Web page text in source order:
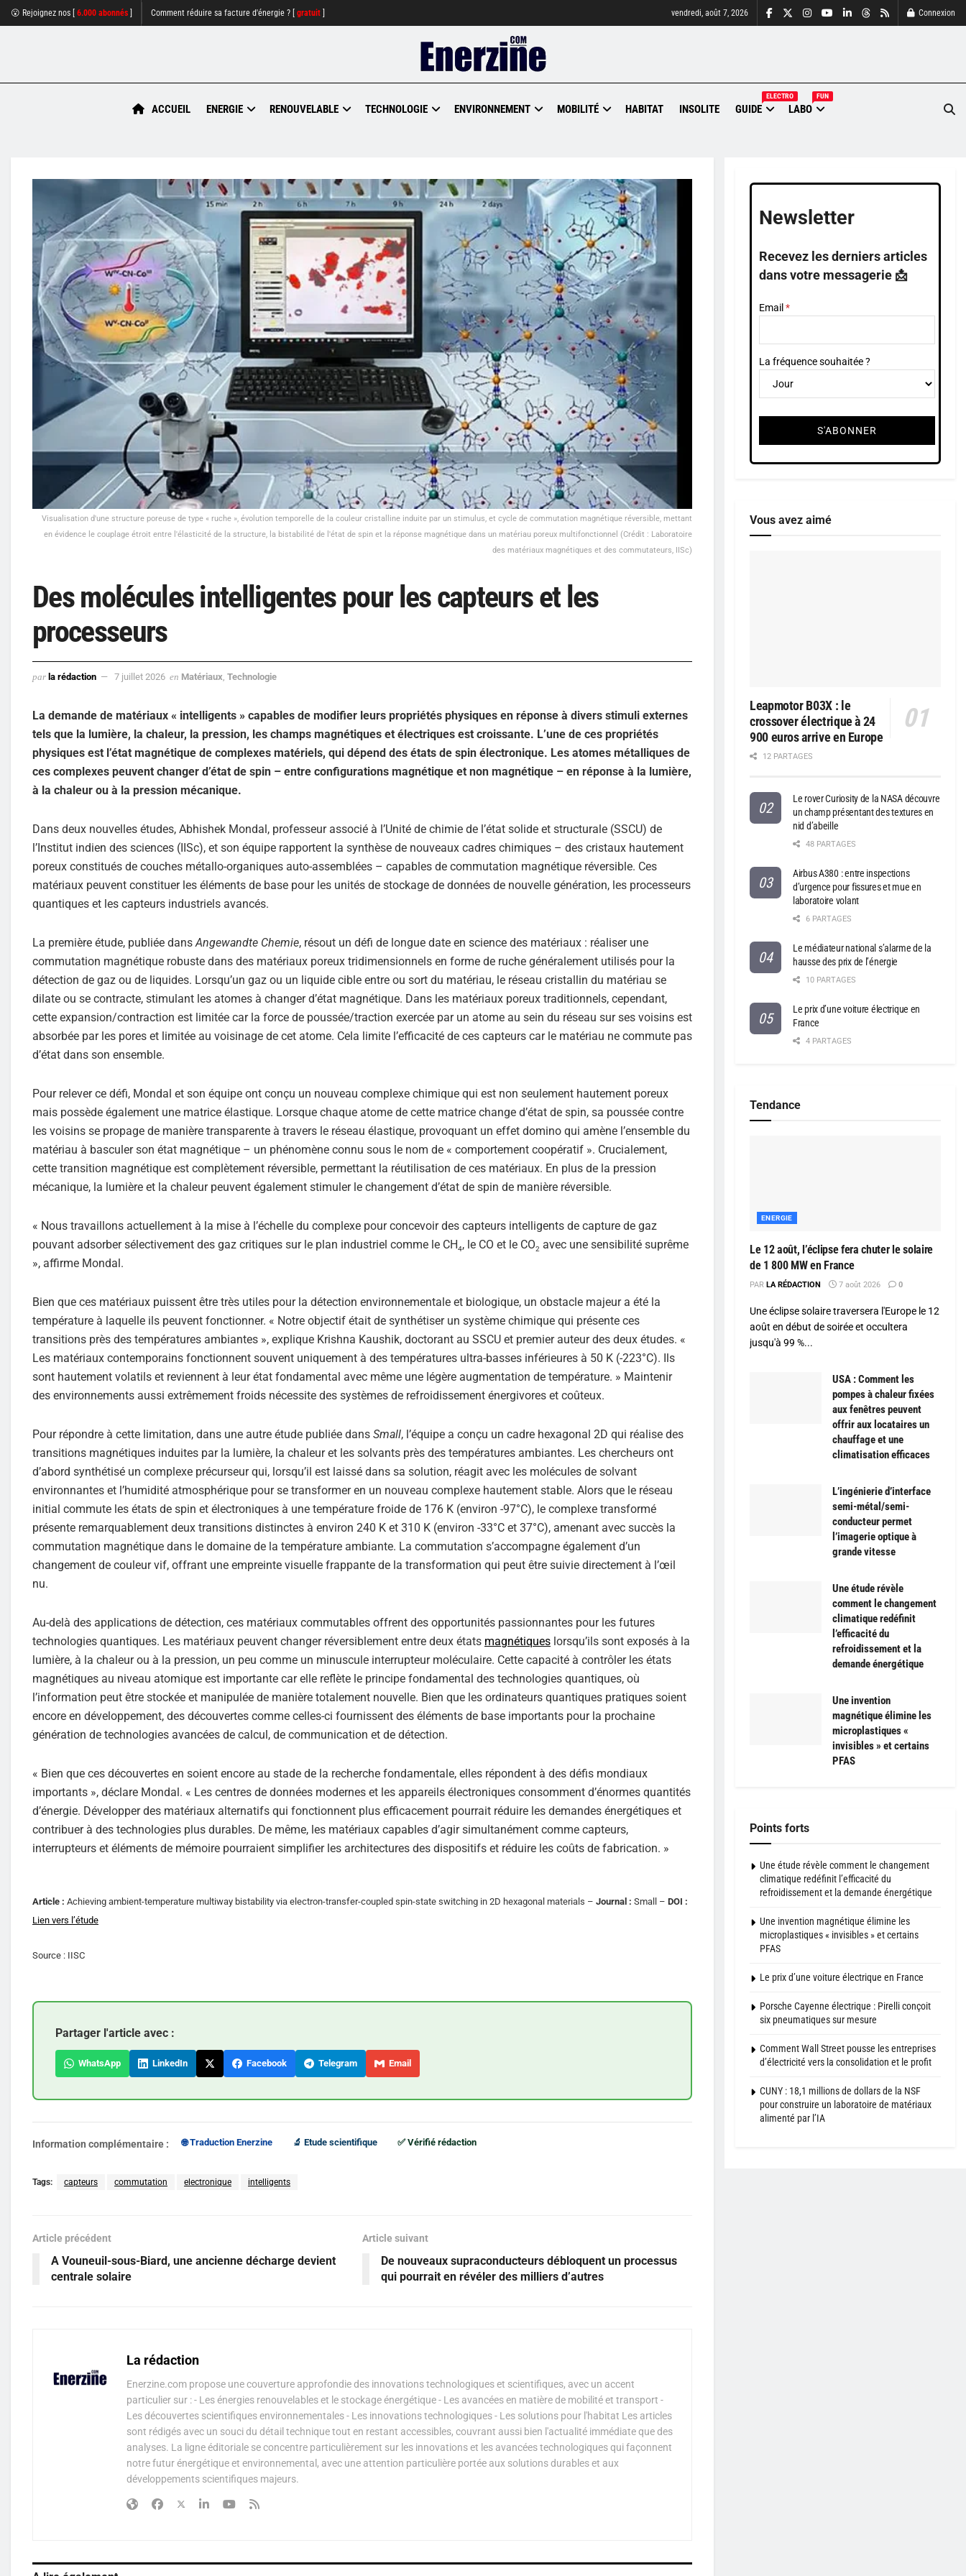
😮 Rejoignez nos [ 6.000 abonnés Comment réduire sa facture d'énergie ? [ gratuit vendredi, août 7, 2026 Connexion
ACCUEIL ENERGIE RENOUVELABLE TECHNOLOGIE ENVIRONNEMENT MOBILITÉ HABITAT INSOLITE GUIDE
ELECTRO
LABO
FUN
Visualisation d'une structure poreuse de type « ruche », évolution temporelle de la couleur cristalline induite par un stimulus, et cycle de commutation magnétique réversible, mettant
en évidence le couplage étroit entre l'élasticité de la structure, la bistabilité de l'état de spin et la réponse magnétique dans un matériau poreux multifonctionnel (Crédit : Laboratoire
des matériaux magnétiques et des commutateurs, IISc)
Des molécules intelligentes pour les capteurs et les
processeurs
par la rédaction 7 juillet 2026 en Matériaux Technologie
La demande de matériaux « intelligents » capables de modifier leurs propriétés physiques en réponse à divers stimuli externes
tels que la lumière, la chaleur, la pression, les champs magnétiques et électriques est croissante. L’une de ces propriétés
physiques est l’état magnétique de complexes matériels, qui dépend des états de spin électronique. Les atomes métalliques de
ces complexes peuvent changer d’état de spin – entre configurations magnétique et non magnétique – en réponse à la lumière,
à la chaleur ou à la pression mécanique.
Dans deux nouvelles études, Abhishek Mondal, professeur associé à l’Unité de chimie de l’état solide et structurale (SSCU) de
l’Institut indien des sciences (IISc), et son équipe rapportent la synthèse de nouveaux cadres chimiques – des cristaux hautement
poreux constitués de couches métallo-organiques auto-assemblées – capables de commutation magnétique réversible. Ces
matériaux peuvent constituer les éléments de base pour les unités de stockage de données de nouvelle génération, les processeurs
quantiques et les capteurs industriels avancés.
La première étude, publiée dans Angewandte Chemie, résout un défi de longue date en science des matériaux : réaliser une
commutation magnétique robuste dans des matériaux poreux tridimensionnels en forme de ruche généralement utilisés pour la
détection de gaz ou de liquides. Lorsqu’un gaz ou un liquide cible entre ou sort du matériau, le réseau cristallin du matériau se
dilate ou se contracte, stimulant les atomes à changer d’état magnétique. Dans les matériaux poreux traditionnels, cependant,
cette expansion/contraction est limitée car la force de poussée/traction exercée par un atome au sein du réseau sur ses voisins est
absorbée par les pores et limitée au voisinage de cet atome. Cela limite l’efficacité de ces capteurs car le matériau ne commute pas
d’état dans son ensemble.
Pour relever ce défi, Mondal et son équipe ont conçu un nouveau complexe chimique qui est non seulement hautement poreux
mais possède également une matrice élastique. Lorsque chaque atome de cette matrice change d’état de spin, sa poussée contre
les voisins se propage de manière transparente à travers le réseau élastique, provoquant un effet domino qui amène l’ensemble du
matériau à basculer son état magnétique – un phénomène connu sous le nom de « comportement coopératif ». Crucialement,
cette transition magnétique est complètement réversible, permettant la réutilisation de ces matériaux. En plus de la pression
mécanique, la lumière et la chaleur peuvent également stimuler le changement d’état de spin de manière réversible.
« Nous travaillons actuellement à la mise à l’échelle du complexe pour concevoir des capteurs intelligents de capture de gaz
pouvant adsorber sélectivement des gaz critiques sur le plan industriel comme le CH4, le CO et le CO2 avec une sensibilité suprême
», affirme Mondal.
Bien que ces matériaux puissent être très utiles pour la détection environnementale et biologique, un obstacle majeur a été la
température à laquelle ils peuvent fonctionner. « Notre objectif était de synthétiser un système chimique qui présente ces
transitions près des températures ambiantes », explique Krishna Kaushik, doctorant au SSCU et premier auteur des deux études. «
Les matériaux contemporains fonctionnent souvent uniquement à des températures ultra-basses inférieures à 50 K (-223°C). Ils
sont hautement volatils et reviennent à leur état fondamental avec même une légère augmentation de température. » Maintenir
des environnements aussi extrêmement froids nécessite des systèmes de refroidissement énergivores et coûteux.
Pour répondre à cette limitation, dans une autre étude publiée dans Small, l’équipe a conçu un cadre hexagonal 2D qui réalise des
transitions magnétiques induites par la lumière, la chaleur et les solvants près des températures ambiantes. Les chercheurs ont
d’abord synthétisé un complexe précurseur qui, lorsqu’il est laissé dans sa solution, réagit avec les molécules de solvant
environnantes et l’humidité atmosphérique pour se transformer en un nouveau complexe hautement stable. Alors que le réseau
initial commute les états de spin et électroniques à une température froide de 176 K (environ -97°C), le complexe transformé
présente remarquablement deux transitions distinctes à environ 240 K et 310 K (environ -33°C et 37°C), amenant avec succès la
commutation magnétique dans le domaine de la température ambiante. La commutation s’accompagne également d’un
changement de couleur vif, offrant une empreinte visuelle frappante de la transformation qui peut être suivie directement à l’œil
nu.
Au-delà des applications de détection, ces matériaux commutables offrent des opportunités passionnantes pour les futures
technologies quantiques. Les matériaux peuvent changer réversiblement entre deux états magnétiques lorsqu’ils sont exposés à la
lumière, à la chaleur ou à la pression, un peu comme un minuscule interrupteur moléculaire. Cette capacité à contrôler les états
magnétiques au niveau atomique est importante car elle reflète le principe fondamental des technologies quantiques, où
l’information peut être stockée et manipulée de manière totalement nouvelle. Bien que les ordinateurs quantiques pratiques soient
encore en développement, des découvertes comme celles-ci fournissent des éléments de base importants pour la prochaine
génération de technologies avancées de calcul, de communication et de détection.
« Bien que ces découvertes en soient encore au stade de la recherche fondamentale, elles répondent à des défis mondiaux
importants », déclare Mondal. « Les centres de données modernes et les appareils électroniques consomment d’énormes quantités
d’énergie. Développer des matériaux alternatifs qui fonctionnent plus efficacement pourrait réduire les demandes énergétiques et
contribuer à des technologies plus durables. De même, les matériaux capables d’agir simultanément comme capteurs,
interrupteurs et éléments de mémoire pourraient simplifier les architectures des dispositifs et réduire les coûts de fabrication. »
Article : Achieving ambient-temperature multiway bistability via electron-transfer-coupled spin-state switching in 2D hexagonal materials – Journal : Small – DOI :
Lien vers l’étude
Source : IISC
Partager l'article avec :
WhatsApp LinkedIn Facebook Telegram Email
Information complémentaire : 🌐 Traduction Enerzine 🔬 Etude scientifique ✅ Vérifié rédaction
Tags: capteurs commutation electronique intelligents
Article précédent
A Vouneuil-sous-Biard, une ancienne décharge devient
centrale solaire
Article suivant
De nouveaux supraconducteurs débloquent un processus
qui pourrait en révéler des milliers d’autres
La rédaction
Enerzine.com propose une couverture approfondie des innovations technologiques et scientifiques, avec un accent
particulier sur : - Les énergies renouvelables et le stockage énergétique - Les avancées en matière de mobilité et transport -
Les découvertes scientifiques environnementales - Les innovations technologiques - Les solutions pour l'habitat Les articles
sont rédigés avec un souci du détail technique tout en restant accessibles, couvrant aussi bien l'actualité immédiate que des
analyses. La ligne éditoriale se concentre particulièrement sur les innovations et les avancées technologiques qui façonnent
notre futur énergétique et environnemental, avec une attention particulière portée aux solutions durables et aux
développements scientifiques majeurs.
Newsletter
Recevez les derniers articles
dans votre messagerie 📩
Email
La fréquence souhaitée ?
Vous avez aimé
Leapmotor B03X : le
crossover électrique à 24
900 euros arrive en Europe
12 PARTAGES
Le rover Curiosity de la NASA découvre
un champ présentant des textures en
nid d’abeille
48 PARTAGES
Airbus A380 : entre inspections
d’urgence pour fissures et mue en
laboratoire volant
6 PARTAGES
Le médiateur national s’alarme de la
hausse des prix de l’énergie
10 PARTAGES
Le prix d’une voiture électrique en
France
4 PARTAGES
Tendance
ENERGIE
Le 12 août, l’éclipse fera chuter le solaire
de 1 800 MW en France
PAR LA RÉDACTION 7 août 2026 0
Une éclipse solaire traversera l'Europe le 12
août en début de soirée et occultera
jusqu'à 99 %...
USA : Comment les
pompes à chaleur fixées
aux fenêtres peuvent
offrir aux locataires un
chauffage et une
climatisation efficaces
L’ingénierie d’interface
semi-métal/semi-
conducteur permet
l’imagerie optique à
grande vitesse
Une étude révèle
comment le changement
climatique redéfinit
l’efficacité du
refroidissement et la
demande énergétique
Une invention
magnétique élimine les
microplastiques «
invisibles » et certains
PFAS
Points forts
Une étude révèle comment le changement
climatique redéfinit l’efficacité du
refroidissement et la demande énergétique
Une invention magnétique élimine les
microplastiques « invisibles » et certains
PFAS
Le prix d’une voiture électrique en France
Porsche Cayenne électrique : Pirelli conçoit
six pneumatiques sur mesure
Comment Wall Street pousse les entreprises
d’électricité vers la consolidation et le profit
CUNY : 18,1 millions de dollars de la NSF
pour construire un laboratoire de matériaux
alimenté par l’IA